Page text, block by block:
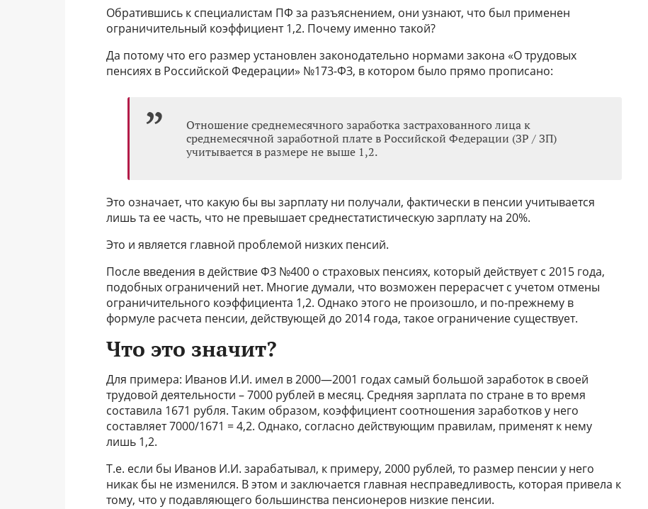
Обратившись к специалистам ПФ за разъяснением, они узнают, что был применен
ограничительный коэффициент 1,2. Почему именно такой?
Да потому что его размер установлен законодательно нормами закона «О трудовых
пенсиях в Российской Федерации» №173-ФЗ, в котором было прямо прописано:
Отношение среднемесячного заработка застрахованного лица к
среднемесячной заработной плате в Российской Федерации (ЗР / ЗП)
учитывается в размере не выше 1,2.
Это означает, что какую бы вы зарплату ни получали, фактически в пенсии учитывается
лишь та ее часть, что не превышает среднестатистическую зарплату на 20%.
Это и является главной проблемой низких пенсий.
После введения в действие ФЗ №400 о страховых пенсиях, который действует с 2015 года,
подобных ограничений нет. Многие думали, что возможен перерасчет с учетом отмены
ограничительного коэффициента 1,2. Однако этого не произошло, и по-прежнему в
формуле расчета пенсии, действующей до 2014 года, такое ограничение существует.
Что это значит?
Для примера: Иванов И.И. имел в 2000—2001 годах самый большой заработок в своей
трудовой деятельности – 7000 рублей в месяц. Средняя зарплата по стране в то время
составила 1671 рубля. Таким образом, коэффициент соотношения заработков у него
составляет 7000/1671 = 4,2. Однако, согласно действующим правилам, применят к нему
лишь 1,2.
Т.е. если бы Иванов И.И. зарабатывал, к примеру, 2000 рублей, то размер пенсии у него
никак бы не изменился. В этом и заключается главная несправедливость, которая привела к
тому, что у подавляющего большинства пенсионеров низкие пенсии.